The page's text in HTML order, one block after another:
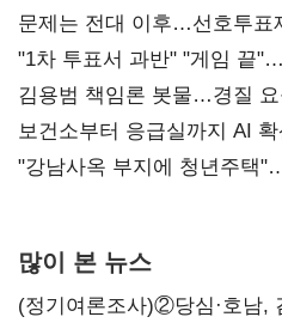
문제는 전대 이후…선호투표
불복'
"1차 투표서 과반" "게임 끝
김용범 책임론 봇물…경질
보건소부터 응급실까지 AI
"강남사옥 부지에 청년주택
많이 본 뉴스
(정기여론조사)②당심·호남,